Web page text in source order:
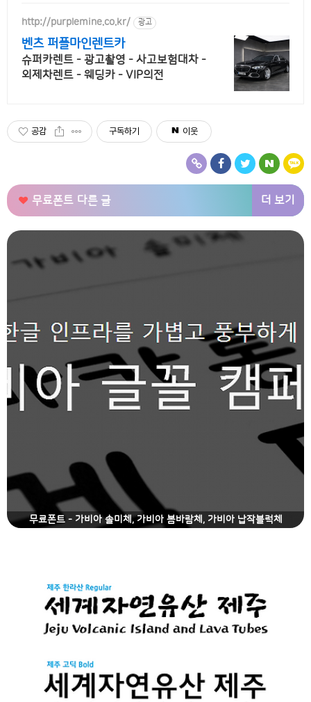
http://purplemine.co.kr/ 광고
벤츠 퍼플마인렌트카
슈퍼카렌트 - 광고촬영 - 사고보험대차 -
외제차렌트 - 웨딩카 - VIP의전
공감 구독하기 이웃
무료폰트 다른 글 더 보기
무료폰트 - 가비아 솔미체, 가비아 봄바람체, 가비아 납작블럭체